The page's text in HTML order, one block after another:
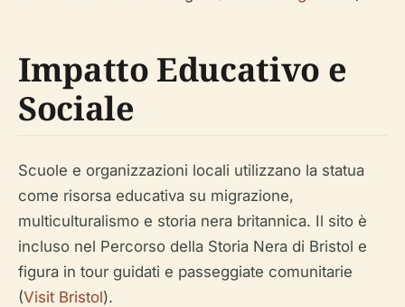
Impatto Educativo e
Sociale
Scuole e organizzazioni locali utilizzano la statua
come risorsa educativa su migrazione,
multiculturalismo e storia nera britannica. Il sito è
incluso nel Percorso della Storia Nera di Bristol e
figura in tour guidati e passeggiate comunitarie
(Visit Bristol).